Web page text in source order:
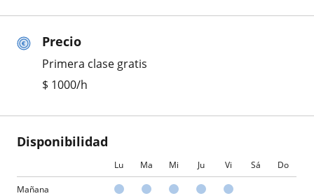
Precio
Primera clase gratis
$ 1000/h
Disponibilidad
Lu Ma Mi Ju Vi Sá Do
Mañana